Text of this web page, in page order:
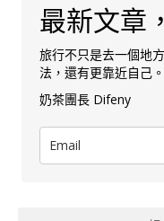
最新文章
旅行不只是去一個地
法，還有更靠近自己。
奶茶團長 Difeny